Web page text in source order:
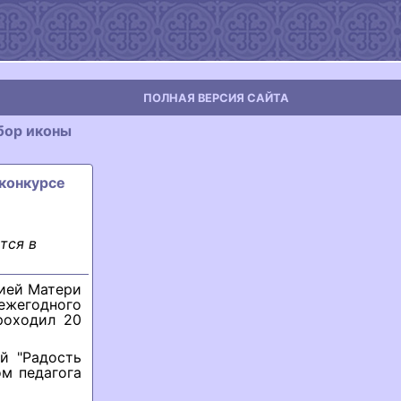
ПОЛНАЯ ВЕРСИЯ САЙТА
иконы
в
Матери
20
"Радость
педагога